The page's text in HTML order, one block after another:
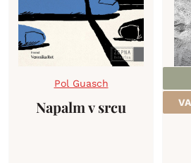
Pol Guasch
Napalm v srcu